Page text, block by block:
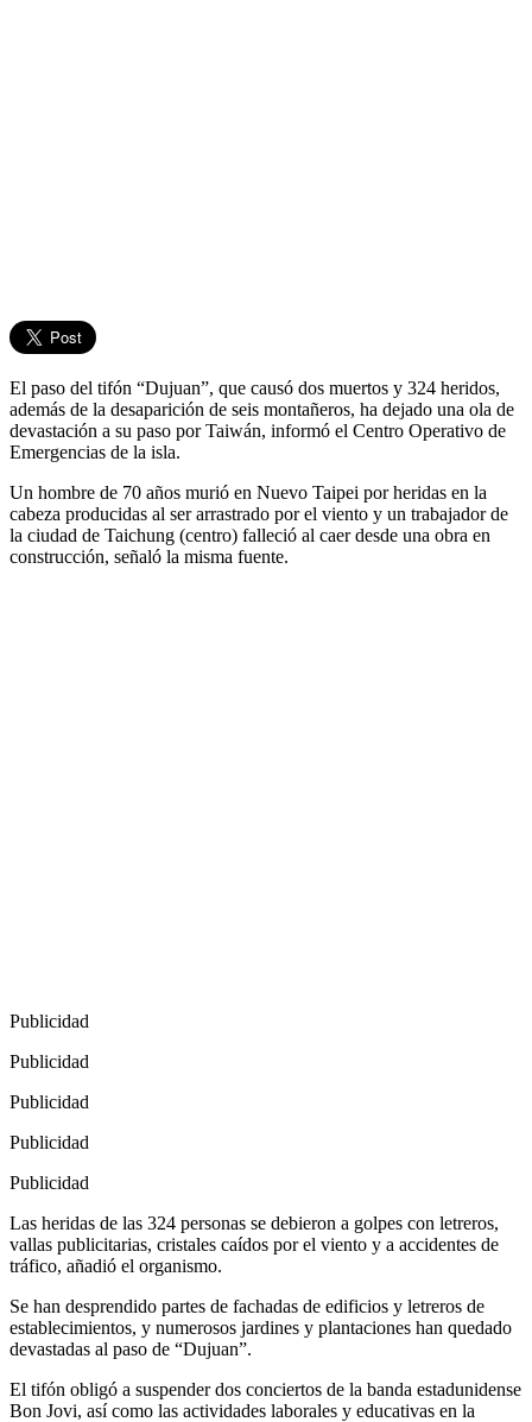
El paso del tifón “Dujuan”, que causó dos muertos y 324 heridos,
además de la desaparición de seis montañeros, ha dejado una ola de
devastación a su paso por Taiwán, informó el Centro Operativo de
Emergencias de la isla.
Un hombre de 70 años murió en Nuevo Taipei por heridas en la
cabeza producidas al ser arrastrado por el viento y un trabajador de
la ciudad de Taichung (centro) falleció al caer desde una obra en
construcción, señaló la misma fuente.
Publicidad
Publicidad
Publicidad
Publicidad
Publicidad
Las heridas de las 324 personas se debieron a golpes con letreros,
vallas publicitarias, cristales caídos por el viento y a accidentes de
tráfico, añadió el organismo.
Se han desprendido partes de fachadas de edificios y letreros de
establecimientos, y numerosos jardines y plantaciones han quedado
devastadas al paso de “Dujuan”.
El tifón obligó a suspender dos conciertos de la banda estadunidense
Bon Jovi, así como las actividades laborales y educativas en la